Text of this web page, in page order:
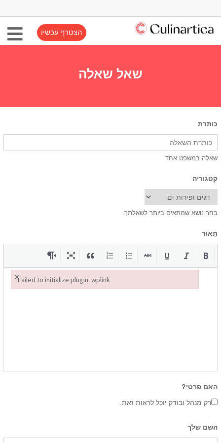
הצטרף עכשיו
שאל שאלה
כותרת
שאלה במשפט אחד
קטגוריה
בחר נושא שמתאים ביותר לשאלתך.
תֵאוּר
האם פרטי?
רק מנהל ובודק יוכל לראות זאת.
השם שלך
Failed to initialize plugin: wplink
×
Failed to initialize plugin: wplink